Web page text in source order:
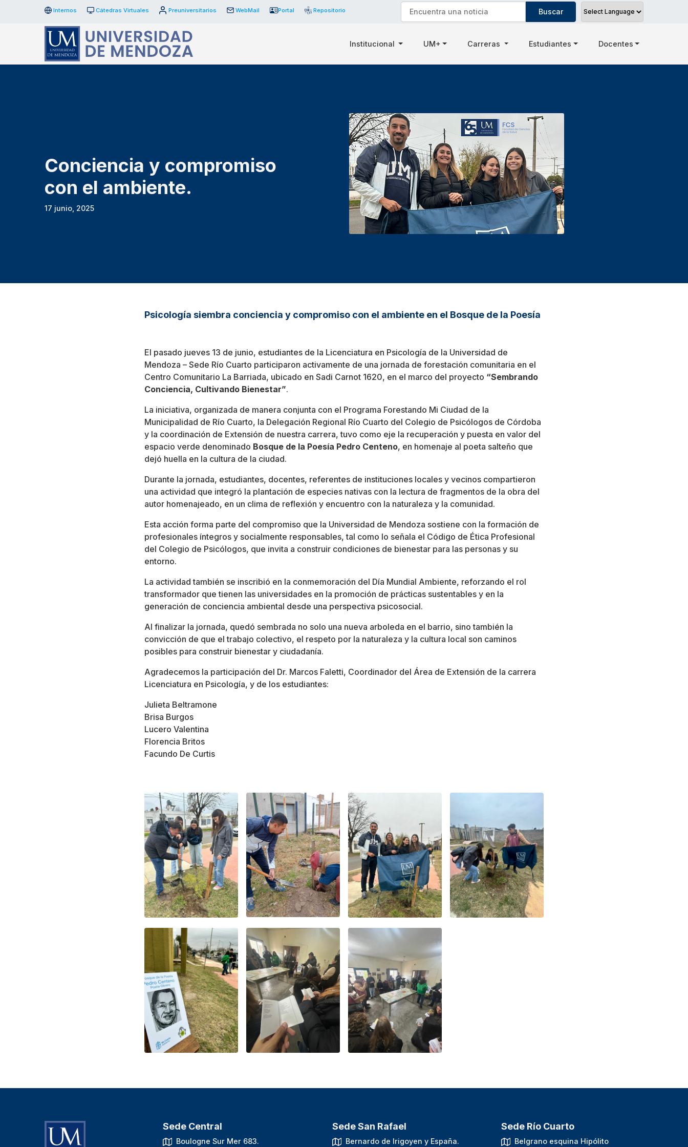
Internos Cátedras Virtuales Preuniversitarios WebMail Portal Repositorio
Institucional UM+ Carreras Estudiantes Docentes
Conciencia y compromiso
con el ambiente.
17 junio, 2025
Psicología siembra conciencia y compromiso con el ambiente en el Bosque de la Poesía
El pasado jueves 13 de junio, estudiantes de la Licenciatura en Psicología de la Universidad de
Mendoza – Sede Río Cuarto participaron activamente de una jornada de forestación comunitaria en el
Centro Comunitario La Barriada, ubicado en Sadi Carnot 1620, en el marco del proyecto “Sembrando
Conciencia, Cultivando Bienestar”.
La iniciativa, organizada de manera conjunta con el Programa Forestando Mi Ciudad de la
Municipalidad de Río Cuarto, la Delegación Regional Río Cuarto del Colegio de Psicólogos de Córdoba
y la coordinación de Extensión de nuestra carrera, tuvo como eje la recuperación y puesta en valor del
espacio verde denominado Bosque de la Poesía Pedro Centeno, en homenaje al poeta salteño que
dejó huella en la cultura de la ciudad.
Durante la jornada, estudiantes, docentes, referentes de instituciones locales y vecinos compartieron
una actividad que integró la plantación de especies nativas con la lectura de fragmentos de la obra del
autor homenajeado, en un clima de reflexión y encuentro con la naturaleza y la comunidad.
Esta acción forma parte del compromiso que la Universidad de Mendoza sostiene con la formación de
profesionales íntegros y socialmente responsables, tal como lo señala el Código de Ética Profesional
del Colegio de Psicólogos, que invita a construir condiciones de bienestar para las personas y su
entorno.
La actividad también se inscribió en la conmemoración del Día Mundial Ambiente, reforzando el rol
transformador que tienen las universidades en la promoción de prácticas sustentables y en la
generación de conciencia ambiental desde una perspectiva psicosocial.
Al finalizar la jornada, quedó sembrada no solo una nueva arboleda en el barrio, sino también la
convicción de que el trabajo colectivo, el respeto por la naturaleza y la cultura local son caminos
posibles para construir bienestar y ciudadanía.
Agradecemos la participación del Dr. Marcos Faletti, Coordinador del Área de Extensión de la carrera
Licenciatura en Psicología, y de los estudiantes:
Julieta Beltramone
Brisa Burgos
Lucero Valentina
Florencia Britos
Facundo De Curtis
Sede Central
Boulogne Sur Mer 683.
Sede San Rafael
Bernardo de Irigoyen y España.
Sede Río Cuarto
Belgrano esquina Hipólito